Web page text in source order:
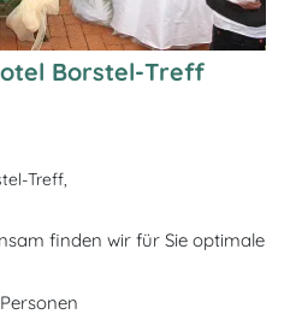
Borstel-Treff
Treff,
finden wir für Sie optimale